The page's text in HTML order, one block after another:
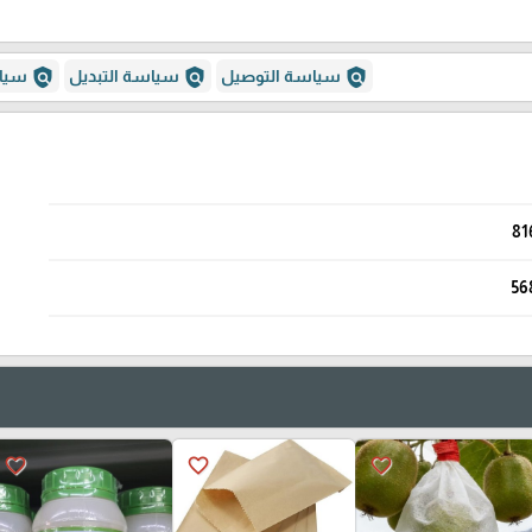
policy سياسة التوصيل policy سياسة التبديل policy
favorite_border
favorite_border
favorite_border